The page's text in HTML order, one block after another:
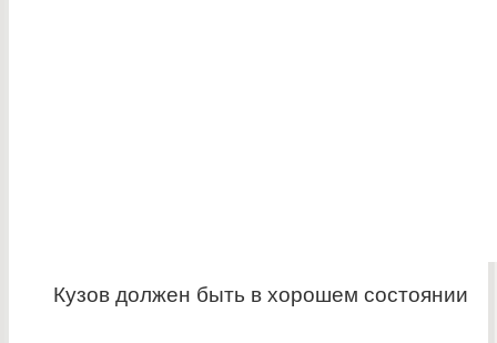
Кузов должен быть в хорошем состоянии